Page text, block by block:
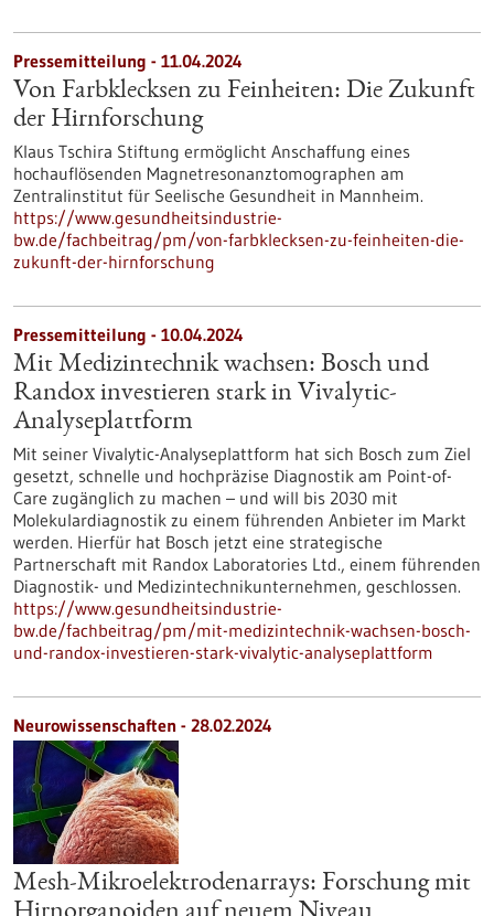
Pressemitteilung - 11.04.2024
Von Farbklecksen zu Feinheiten: Die Zukunft
der Hirnforschung
Klaus Tschira Stiftung ermöglicht Anschaffung eines
hochauflösenden Magnetresonanztomographen am
Zentralinstitut für Seelische Gesundheit in Mannheim.
https://www.gesundheitsindustrie-
bw.de/fachbeitrag/pm/von-farbklecksen-zu-feinheiten-die-
zukunft-der-hirnforschung
Pressemitteilung - 10.04.2024
Mit Medizintechnik wachsen: Bosch und
Randox investieren stark in Vivalytic-
Analyseplattform
Mit seiner Vivalytic-Analyseplattform hat sich Bosch zum Ziel
gesetzt, schnelle und hochpräzise Diagnostik am Point-of-
Care zugänglich zu machen – und will bis 2030 mit
Molekulardiagnostik zu einem führenden Anbieter im Markt
werden. Hierfür hat Bosch jetzt eine strategische
Partnerschaft mit Randox Laboratories Ltd., einem führenden
Diagnostik- und Medizintechnikunternehmen, geschlossen.
https://www.gesundheitsindustrie-
bw.de/fachbeitrag/pm/mit-medizintechnik-wachsen-bosch-
und-randox-investieren-stark-vivalytic-analyseplattform
Neurowissenschaften - 28.02.2024
Mesh-Mikroelektrodenarrays: Forschung mit